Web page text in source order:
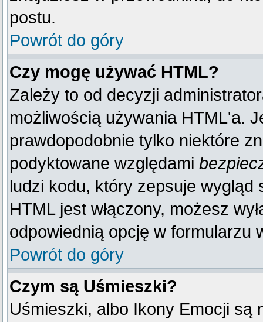
postu.
Powrót do góry
Czy mogę używać HTML?
Zależy to od decyzji
możliwością używania HTML'a.
prawdopodobnie tylko niektóre
podyktowane względami
ludzi kodu, który zepsuje wygląd
HTML jest włączony, możesz
odpowiednią opcję w formularzu
Powrót do góry
Czym są Uśmieszki?
Uśmieszki, albo Ikony Emocji są